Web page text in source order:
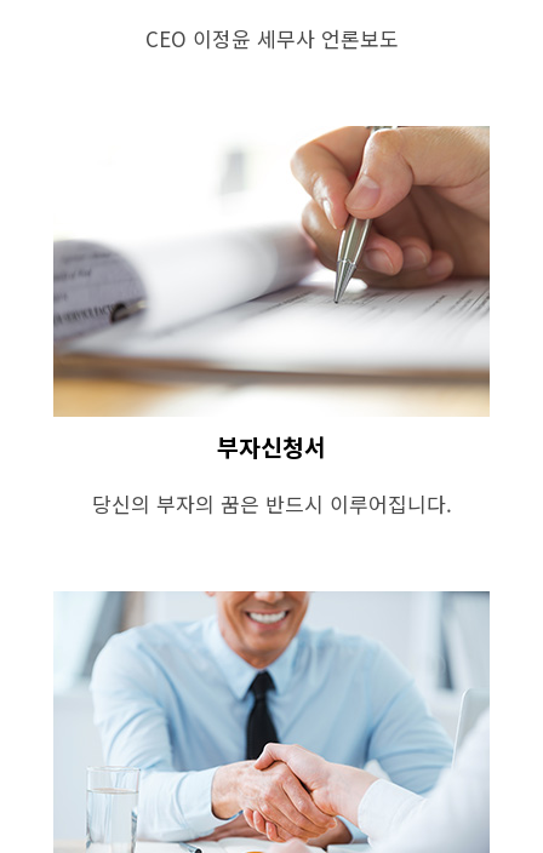
CEO 이정윤 세무사 언론보도
부자신청서
당신의 부자의 꿈은 반드시 이루어집니다.